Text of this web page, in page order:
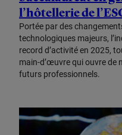
l’hôtellerie de
Portée par des
technologiques majeurs,
record d’activité en 2025,
main-d’œuvre qui ouvre de
futurs professionnels.